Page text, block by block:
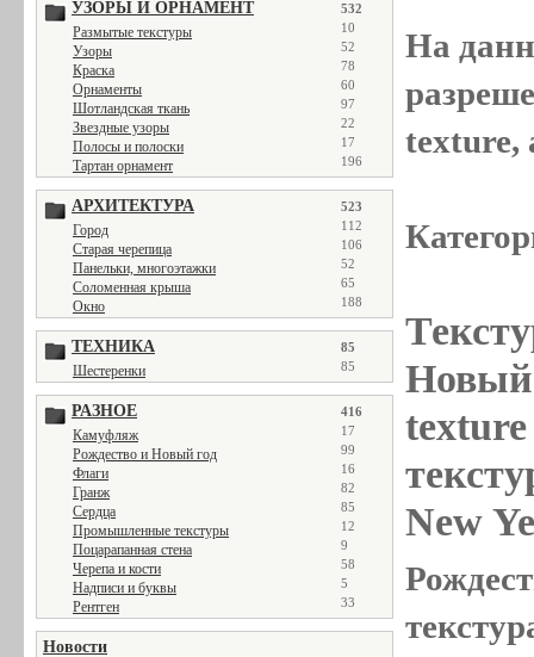
УЗОРЫ И ОРНАМЕНТ 532
Размытые текстуры 10
Узоры 52
Краска 78
Орнаменты 60
Шотландская ткань 97
Звездные узоры 22
Полосы и полоски 17
Тартан орнамент 196
АРХИТЕКТУРА 523
Город 112
Старая черепица 106
Панельки, многоэтажки 52
Соломенная крыша 65
Окно 188
ТЕХНИКА 85
Шестеренки 85
РАЗНОЕ 416
Камуфляж 17
Рождество и Новый год 99
Флаги 16
Гранж 82
Сердца 85
Промышленные текстуры 12
Поцарапанная стена 9
Черепа и кости 58
Надписи и буквы 5
Рентген 33
Новости
На
texture,
Новый
New